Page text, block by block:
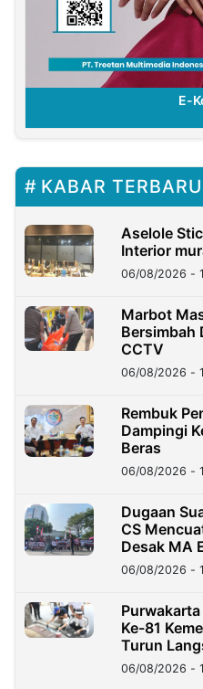
E-
KABAR TERBARU
Aselole
Interior
06/08/2026 -
Marbot
Bersimbah
CCTV
06/08/2026 -
Rembuk
Dampingi
Beras
06/08/2026 -
Dugaan
CS
Desak MA
06/08/2026 -
Ke-81
Turun
06/08/2026 -